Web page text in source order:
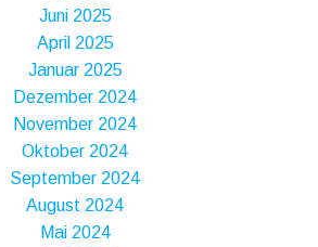
Juni 2025
April 2025
Januar 2025
Dezember 2024
November 2024
Oktober 2024
September 2024
August 2024
Mai 2024